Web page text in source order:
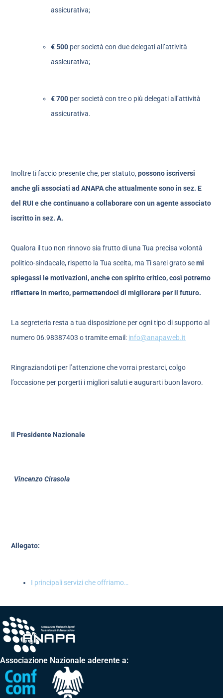
assicurativa;
€ 500 per società con due delegati all’attività
assicurativa;
€ 700 per società con tre o più delegati all’attività
assicurativa.
Inoltre ti faccio presente che, per statuto, possono iscriversi
anche gli associati ad ANAPA che attualmente sono in sez. E
del RUI e che continuano a collaborare con un agente associato
iscritto in sez. A.
Qualora il tuo non rinnovo sia frutto di una Tua precisa volontà
politico-sindacale, rispetto la Tua scelta, ma Ti sarei grato semi
spiegassi le motivazioni, anche con spirito critico, così potremo
riflettere in merito, permettendoci di migliorare per il futuro.
La segreteria resta a tua disposizione per ogni tipo di supporto al
numero 06.98387403 o tramite email: info@anapaweb.it
Ringraziandoti per l’attenzione che vorrai prestarci, colgo
l’occasione per porgerti i migliori saluti e augurarti buon lavoro.
Il Presidente Nazionale
Vincenzo Cirasola
Allegato:
I principali servizi che offriamo…
Associazione Nazionale aderente a: